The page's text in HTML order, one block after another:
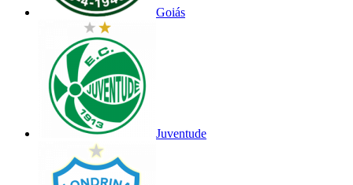
Goiás
Juventude